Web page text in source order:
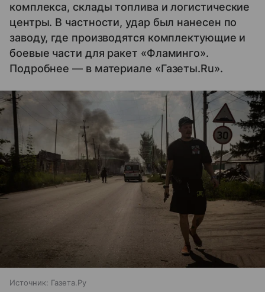
комплекса, склады топлива и логистические
центры. В частности, удар был нанесен по
заводу, где производятся комплектующие и
боевые части для ракет «Фламинго».
Подробнее — в материале «Газеты.Ru».
Источник: Газета.Ру